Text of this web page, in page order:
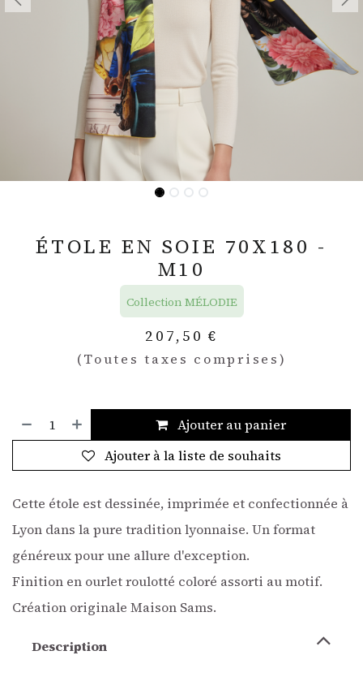
ÉTOLE EN SOIE 70X180 -
M10
Collection MÉLODIE
207,50 €
(Toutes taxes comprises)
Ajouter au panier
Ajouter à la liste de souhaits
Cette étole est dessinée, imprimée et confectionnée à
Lyon dans la pure tradition lyonnaise. Un format
généreux pour une allure d'exception.
Finition en ourlet roulotté coloré assorti au motif.
Création originale Maison Sams.
Description